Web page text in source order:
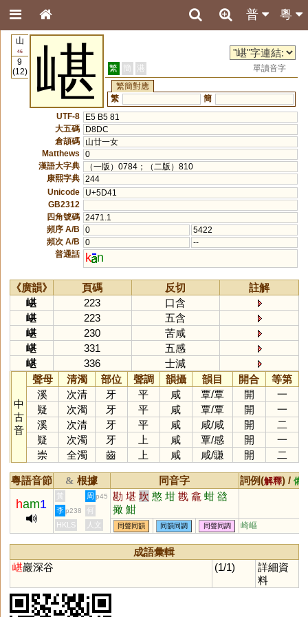
粵
普
山
46
9
(12)
嵁 繁 簡 港
單讀音字
繁簡對應
繁
簡
UTF-8
E5 B5 81
大五碼
D8DC
倉頡碼
山廿一女
Matthews
0
漢語大字典
（一版）0784；（二版）810
康熙字典 244
Unicode
U+5D41
GB2312
四角號碼 2471.1
頻序 A/B
0
5422
頻次 A/B
0
--
普通話
k n
《廣韻》 頁碼 反切
註解
嵁
223
口含
嵁
223
五含
嵁
230
苦咸
嵁
331
五感
嵁
336 士減
中
古
音
聲母 清濁 部位 聲調 韻攝 韻目 開合
等第
溪
次清 牙 平 咸 覃/覃 開
一
疑
次濁 牙 平 咸 覃/覃 開
一
溪
次清 牙 平 咸 咸/咸 開
二
疑
次濁 牙 上 咸 覃/感 開
一
崇
全濁 齒 上 咸 咸/豏 開 二
粵語音節 & 根據 同音字 詞例(解釋) / 備
ham1
黃 周 p45 勘 堪 坎 憨 坩 戡 龕 蚶 谽
撖 魽
李 p238
何
HKLS
人文 同聲同韻 同韻同調 同聲同調 崎嶇
成語彙輯
嵁巖深谷 (1/1)
詳細資
料